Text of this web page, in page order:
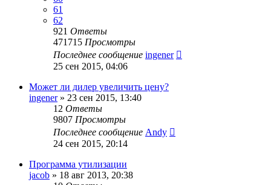
61
62
921 Ответы
471715 Просмотры
Последнее сообщение ingener
25 сен 2015, 04:06
Может ли дилер увеличить цену?
ingener» 23 сен 2015, 13:40
12 Ответы
9807 Просмотры
Последнее сообщение Andy
24 сен 2015, 20:14
Программа утилизации
jacob » 18 авг 2013, 20:38